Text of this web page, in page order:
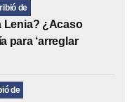
de
Lenia? ¿Acaso
para ‘arreglar
de